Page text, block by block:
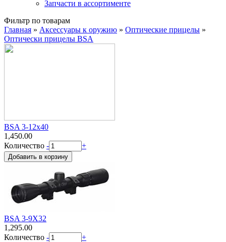
Запчасти в ассортименте
Фильтр по товарам
Вы здесь
Главная » Аксессуары к оружию » Оптические прицелы »
Оптически прицелы BSA
BSA 3-12x40
1,450.00
Количество - +
BSA 3-9X32
1,295.00
Количество - +